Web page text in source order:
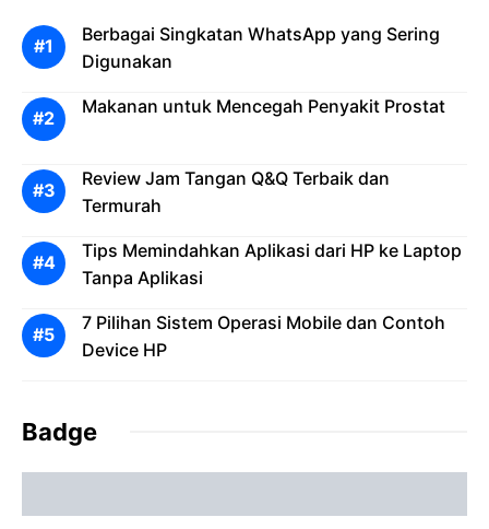
Berbagai Singkatan WhatsApp yang Sering
Digunakan
Makanan untuk Mencegah Penyakit Prostat
Review Jam Tangan Q&Q Terbaik dan
Termurah
Tips Memindahkan Aplikasi dari HP ke Laptop
Tanpa Aplikasi
7 Pilihan Sistem Operasi Mobile dan Contoh
Device HP
Badge